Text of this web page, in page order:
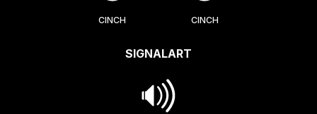
CINCH CINCH
SIGNALART